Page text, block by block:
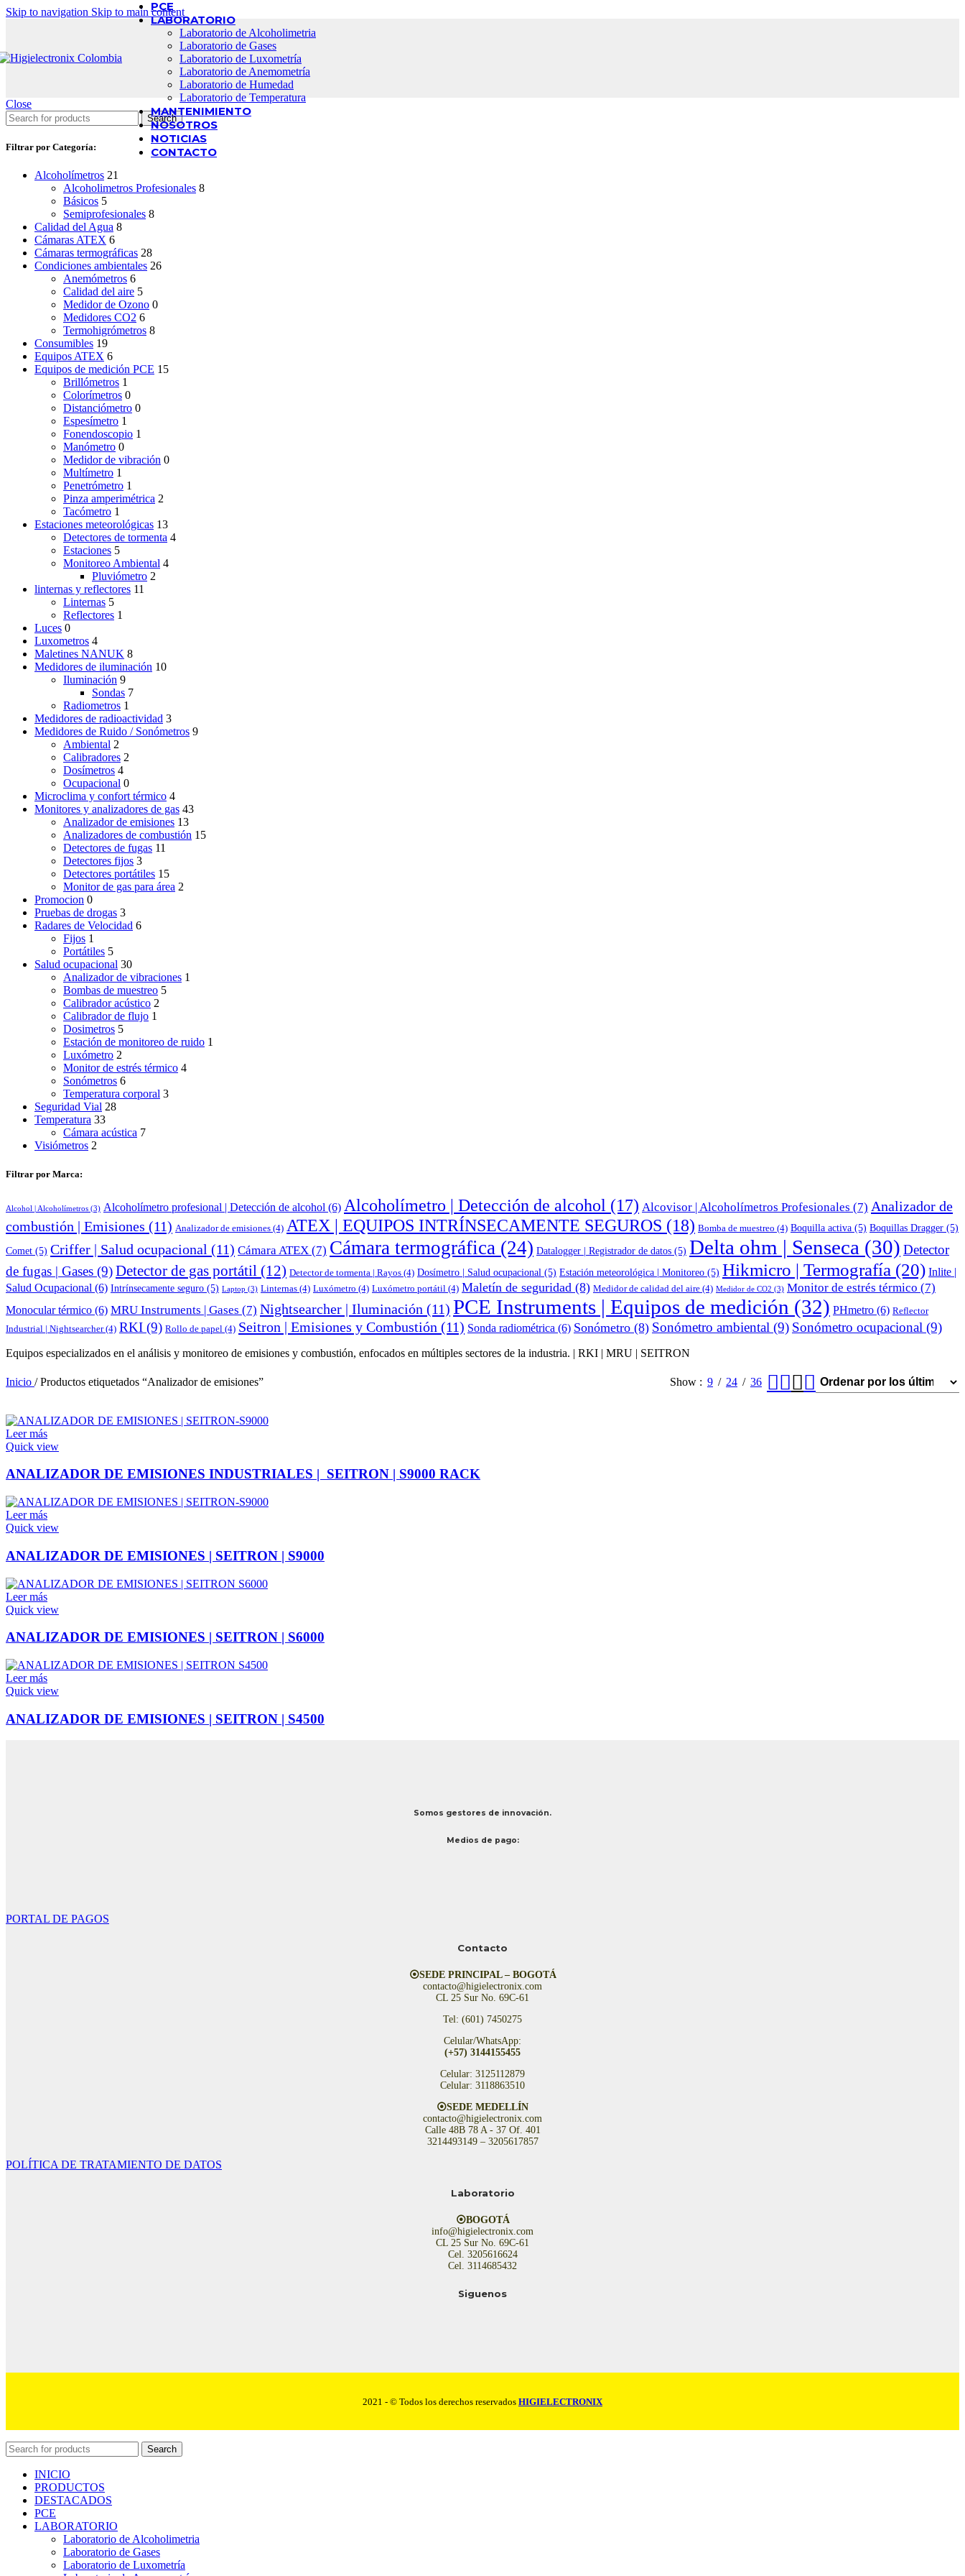
Skip to navigation Skip to main content
PCE
LABORATORIO
Laboratorio de Alcoholimetria
Laboratorio de Gases
Laboratorio de Luxometría
Laboratorio de Anemometría
Laboratorio de Humedad
Laboratorio de Temperatura
MANTENIMIENTO
NOSOTROS
NOTICIAS
CONTACTO
Close
Search
Filtrar por Categoría:
Alcoholímetros 21
Alcoholimetros Profesionales 8
Básicos 5
Semiprofesionales 8
Calidad del Agua 8
Cámaras ATEX 6
Cámaras termográficas 28
Condiciones ambientales 26
Anemómetros 6
Calidad del aire 5
Medidor de Ozono 0
Medidores CO2 6
Termohigrómetros 8
Consumibles 19
Equipos ATEX 6
Equipos de medición PCE 15
Brillómetros 1
Colorímetros 0
Distanciómetro 0
Espesímetro 1
Fonendoscopio 1
Manómetro 0
Medidor de vibración 0
Multímetro 1
Penetrómetro 1
Pinza amperimétrica 2
Tacómetro 1
Estaciones meteorológicas 13
Detectores de tormenta 4
Estaciones 5
Monitoreo Ambiental 4
Pluviómetro 2
linternas y reflectores 11
Linternas 5
Reflectores 1
Luces 0
Luxometros 4
Maletines NANUK 8
Medidores de iluminación 10
Iluminación 9
Sondas 7
Radiometros 1
Medidores de radioactividad 3
Medidores de Ruido / Sonómetros 9
Ambiental 2
Calibradores 2
Dosímetros 4
Ocupacional 0
Microclima y confort térmico 4
Monitores y analizadores de gas 43
Analizador de emisiones 13
Analizadores de combustión 15
Detectores de fugas 11
Detectores fijos 3
Detectores portátiles 15
Monitor de gas para área 2
Promocion 0
Pruebas de drogas 3
Radares de Velocidad 6
Fijos 1
Portátiles 5
Salud ocupacional 30
Analizador de vibraciones 1
Bombas de muestreo 5
Calibrador acústico 2
Calibrador de flujo 1
Dosimetros 5
Estación de monitoreo de ruido 1
Luxómetro 2
Monitor de estrés térmico 4
Sonómetros 6
Temperatura corporal 3
Seguridad Vial 28
Temperatura 33
Cámara acústica 7
Visiómetros 2
Filtrar por Marca:
Alcohol | Alcoholímetros (3) Alcoholímetro profesional | Detección de alcohol (6) Alcoholímetro | Detección de alcohol (17) Alcovisor | Alcoholímetros Profesionales (7) Analizador de
combustión | Emisiones (11) Analizador de emisiones (4) ATEX | EQUIPOS INTRÍNSECAMENTE SEGUROS (18) Bomba de muestreo (4) Boquilla activa (5) Boquillas Dragger (5)
Comet (5) Criffer | Salud ocupacional (11) Cámara ATEX (7) Cámara termográfica (24) Datalogger | Registrador de datos (5) Delta ohm | Senseca (30) Detector
de fugas | Gases (9)Detector de gas portátil (12) Detector de tormenta | Rayos (4) Dosímetro | Salud ocupacional (5) Estación meteorológica | Monitoreo (5) Hikmicro | Termografía (20) Inlite |
Salud Ocupacional (6) Intrínsecamente seguro (5) Laptop (3) Linternas (4) Luxómetro (4) Luxómetro portátil (4) Maletín de seguridad (8) Medidor de calidad del aire (4) Medidor de CO2 (3) Monitor de estrés térmico (7)
Monocular térmico (6) MRU Instruments | Gases (7) Nightsearcher | Iluminación (11) PCE Instruments | Equipos de medición (32) PHmetro (6) Reflector
Industrial | Nightsearcher(4) RKI (9) Rollo de papel (4) Seitron | Emisiones y Combustión (11) Sonda radiométrica (6) Sonómetro (8) Sonómetro ambiental (9) Sonómetro ocupacional (9)
Equipos especializados en el análisis y monitoreo de emisiones y combustión, enfocados en múltiples sectores de la industria. | RKI | MRU | SEITRON
Inicio / Productos etiquetados “Analizador de emisiones” Show 9 24 36
Leer más
Quick view
ANALIZADOR DE EMISIONES INDUSTRIALES | SEITRON | S9000 RACK
Leer más
Quick view
ANALIZADOR DE EMISIONES | SEITRON | S9000
Leer más
Quick view
ANALIZADOR DE EMISIONES | SEITRON | S6000
Leer más
Quick view
ANALIZADOR DE EMISIONES | SEITRON | S4500
Somos gestores de innovación.
Medios de pago:
PORTAL DE PAGOS
Contacto
⦿SEDE PRINCIPAL – BOGOTÁ
contacto@higielectronix.com
CL 25 Sur No. 69C-61
Tel: (601) 7450275
Celular/WhatsApp:
(+57) 3144155455
Celular: 3125112879
Celular: 3118863510
⦿SEDE MEDELLÍN
contacto@higielectronix.com
Calle 48B 78 A - 37 Of. 401
3214493149 – 3205617857
POLÍTICA DE TRATAMIENTO DE DATOS
Laboratorio
⦿BOGOTÁ
info@higielectronix.com
CL 25 Sur No. 69C-61
Cel. 3205616624
Cel. 3114685432
Siguenos
2021 - © Todos los derechos reservados HIGIELECTRONIX
Search
INICIO
PRODUCTOS
DESTACADOS
PCE
LABORATORIO
Laboratorio de Alcoholimetria
Laboratorio de Gases
Laboratorio de Luxometría